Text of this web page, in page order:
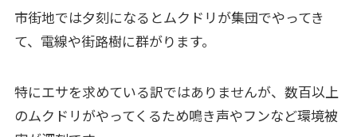
市街地では夕刻になるとムクドリが集団でやってき
て、電線や街路樹に群がります。
特にエサを求めている訳ではありませんが、数百以上
のムクドリがやってくるため鳴き声やフンなど環境被